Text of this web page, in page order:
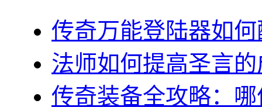
传奇万能登陆器如
法师如何提高圣言
传奇装备全攻略：